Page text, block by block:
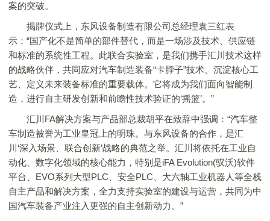
案的突破。
揭牌仪式上，东风设备制造有限公司总经理袁三红表
示：“国产化不是简单的部件替代，而是一场涉及技术、供应链
和标准的系统性工程。此联合实验室，是我们携手汇川技术这样
的战略伙伴，共同应对汽车制造装备“卡脖子”技术、沉淀核心工
艺、定义未来装备标准的重要载体。它将成为我们面向智能制
造，进行自主研发创新和前瞻性技术验证的‘摇篮’。”
汇川FA解决方案与产品部总裁胡平在致辞中强调：“汽车整
车制造被誉为工业皇冠上的明珠。与东风设备的合作，是汇
川‘深入场景、联合创新’战略的典范之举。汇川将依托在工业自
动化、数字化领域的核心能力，特别是iFA Evolution(驭沃)软件
平台、EVO系列大型PLC、安全PLC、大六轴工业机器人等全栈
自主产品和解决方案，全力支持实验室的建设与运营，共同为中
国汽车装备产业注入更强的自主创新动力。”